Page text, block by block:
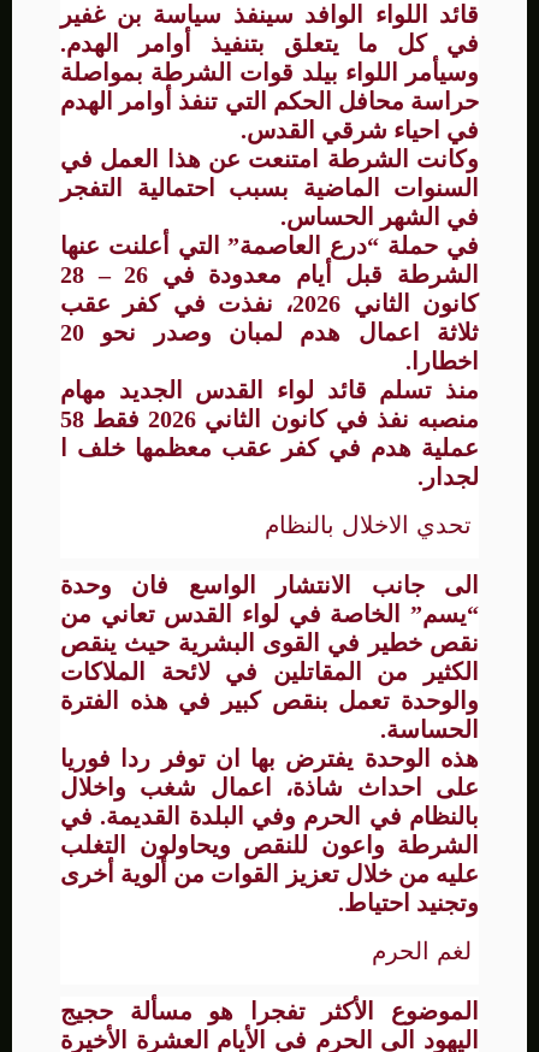
قائد اللواء الوافد سينفذ سياسة بن غفير
في كل ما يتعلق بتنفيذ أوامر الهدم.
وسيأمر اللواء بيلد قوات الشرطة بمواصلة
حراسة محافل الحكم التي تنفذ أوامر الهدم
في احياء شرقي القدس.
وكانت الشرطة امتنعت عن هذا العمل في
السنوات الماضية بسبب احتمالية التفجر
في الشهر الحساس.
في حملة “درع العاصمة” التي أعلنت عنها
الشرطة قبل أيام معدودة في 26 – 28
كانون الثاني 2026، نفذت في كفر عقب
ثلاثة اعمال هدم لمبان وصدر نحو 20
اخطارا.
منذ تسلم قائد لواء القدس الجديد مهام
منصبه نفذ في كانون الثاني 2026 فقط 58
عملية هدم في كفر عقب معظمها خلف ا
لجدار.
تحدي الاخلال بالنظام
الى جانب الانتشار الواسع فان وحدة
“يسم” الخاصة في لواء القدس تعاني من
نقص خطير في القوى البشرية حيث ينقص
الكثير من المقاتلين في لائحة الملاكات
والوحدة تعمل بنقص كبير في هذه الفترة
الحساسة.
هذه الوحدة يفترض بها ان توفر ردا فوريا
على احداث شاذة، اعمال شغب واخلال
بالنظام في الحرم وفي البلدة القديمة. في
الشرطة واعون للنقص ويحاولون التغلب
عليه من خلال تعزيز القوات من ألوية أخرى
وتجنيد احتياط.
لغم الحرم
الموضوع الأكثر تفجرا هو مسألة حجيج
اليهود الى الحرم في الأيام العشرة الأخيرة